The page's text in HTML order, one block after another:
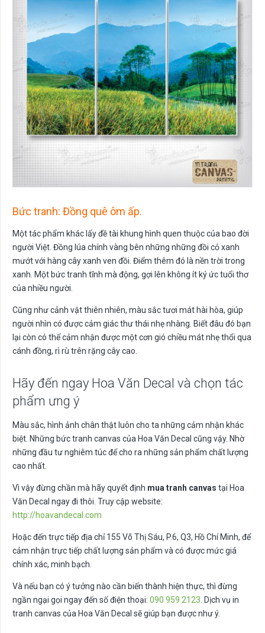
Bức tranh: Đồng quê ôm ấp.
Một tác phẩm khác lấy đề tài khung hình quen thuộc của bao đời
người Việt. Đồng lúa chính vàng bên những những đồi cỏ xanh
mướt với hàng cây xanh ven đồi. Điểm thêm đó là nền trời trong
xanh. Một bức tranh tĩnh mà động, gợi lên không ít ký ức tuổi thơ
của nhiều người.
Cũng như cảnh vật thiên nhiên, màu sắc tươi mát hài hòa, giúp
người nhìn có được cảm giác thư thái nhẹ nhàng. Biết đâu đó bạn
lại còn có thể cảm nhận được một cơn gió chiều mát nhẹ thổi qua
cánh đồng, rì rù trên rặng cây cao.
Hãy đến ngay Hoa Văn Decal và chọn tác
phẩm ưng ý
Màu sắc, hình ảnh chân thật luôn cho ta những cảm nhận khác
biệt. Những bức tranh canvas của Hoa Văn Decal cũng vậy. Nhờ
những đầu tư nghiêm túc để cho ra những sản phẩm chất lượng
cao nhất.
Vì vậy đừng chần mà hãy quyết định mua tranh canvas tại Hoa
Văn Decal ngay đi thôi. Truy cập website:
http://hoavandecal.com
Hoặc đến trực tiếp địa chỉ 155 Võ Thị Sáu, P.6, Q3, Hồ Chí Minh, để
cảm nhận trực tiếp chất lượng sản phẩm và có được mức giá
chính xác, minh bạch.
Và nếu bạn có ý tưởng nào cần biến thành hiện thực, thì đừng
ngần ngại gọi ngay đến số điện thoại: 090 959 2123 . Dịch vụ in
tranh canvas của Hoa Văn Decal sẽ giúp bạn được như ý.